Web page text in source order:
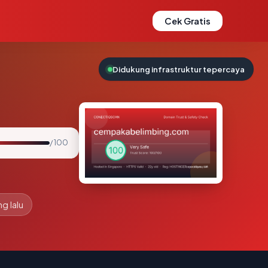
Cek Gratis
/ 100
lalu
Didukung infrastruktur tepercaya